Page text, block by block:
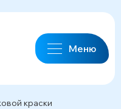
Меню
краски